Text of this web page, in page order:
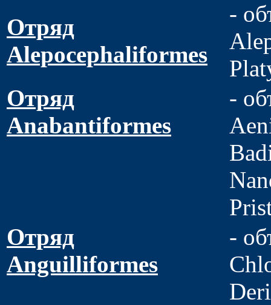
Отряд
Alepocephaliformes
-
Отряд
Anabantiformes
-
Отряд
Anguilliformes
-